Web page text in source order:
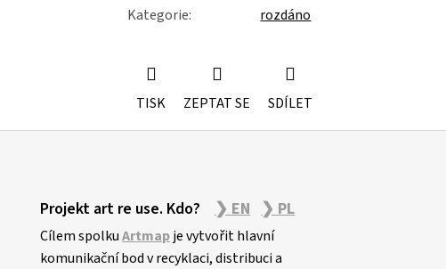
Kategorie: rozdáno
TISK ZEPTAT SE SDÍLET
Projekt art re use. Kdo? ❯ EN ❯ PL
Cílem spolkuArtmapje vytvořit hlavní
komunikační bod v recyklaci, distribuci a